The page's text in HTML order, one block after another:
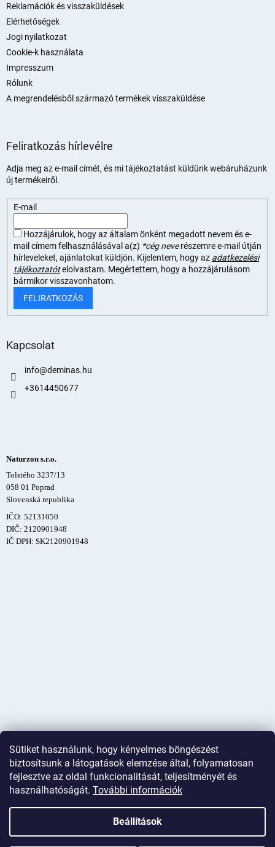
Sütiket használunk, hogy kényelmes böngészést
biztosítsunk a látogatások elemzése által, folyamatosan
fejlesztve az oldal funkcionalitását, teljesítményét és
használhatóságát. További információk
Beállítások
Reklamációk és visszaküldések
Elérhetőségek
Jogi nyilatkozat
Cookie-k használata
Impresszum
Rólunk
A megrendelésből származó termékek visszaküldése
Feliratkozás hírlevélre
Adja meg az e-mail címét, és mi tájékoztatást küldünk webáruházunk
új termékeiről.
E-mail
Hozzájárulok, hogy az általam önként megadott nevem és e-
mail címem felhasználásával a(z) *cég neverészemre e-mail útján
hírleveleket, ajánlatokat küldjön. Kijelentem, hogy az adatkezelési
tájékoztatót elolvastam. Megértettem, hogy a hozzájárulásom
bármikor visszavonhatom.
FELIRATKOZÁS
Kapcsolat
info@deminas.hu
+3614450677
Naturzon s.r.o.
Tolstého 3237/13
058 01 Poprad
Slovenská republika
IČO: 52131050
DIČ: 2120901948
IČ DPH: SK2120901948